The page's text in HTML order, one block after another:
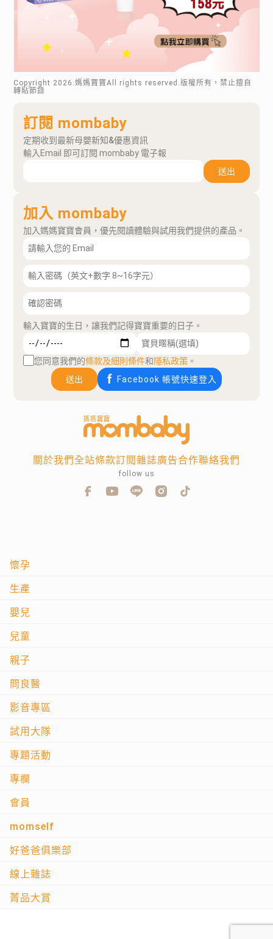
Copyright 2026 .媽媽寶寶All rights reserved.版權所有，禁止擅自
轉貼節錄
訂閱 mombaby
定期收到最新母嬰新知&優惠資訊
輸入Email 即可訂閱 mombaby 電子報
送出
加入 mombaby
加入媽媽寶寶會員，優先閱讀體驗與試用我們提供的產品。
輸入寶寶的生日，讓我們記得寶寶重要的日子。
您同意我們的條款及細則條件和隱私政策 。
送出
Facebook 帳號快速登入
懷孕
生產
嬰兒
兒童
親子
問良醫
影音專區
試用大隊
專題活動
專欄
會員
momself
好爸爸俱樂部
線上雜誌
菁品大賞
關於我們全站條款訂閱雜誌廣告合作聯絡我們
follow us